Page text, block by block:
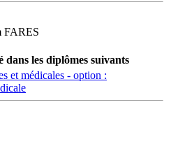
FARES
dans les diplômes suivants
et médicales - option :